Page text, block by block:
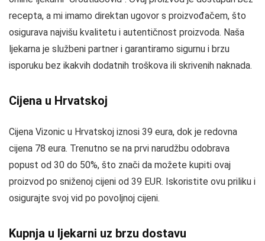
recepta, a mi imamo direktan ugovor s proizvođačem, što
osigurava najvišu kvalitetu i autentičnost proizvoda. Naša
ljekarna je službeni partner i garantiramo sigurnu i brzu
isporuku bez ikakvih dodatnih troškova ili skrivenih naknada.
Cijena u Hrvatskoj
Cijena Vizonic u Hrvatskoj iznosi 39 eura, dok je redovna
cijena 78 eura. Trenutno se na prvi narudžbu odobrava
popust od 30 do 50%, što znači da možete kupiti ovaj
proizvod po sniženoj cijeni od 39 EUR. Iskoristite ovu priliku i
osigurajte svoj vid po povoljnoj cijeni.
Kupnja u ljekarni uz brzu dostavu